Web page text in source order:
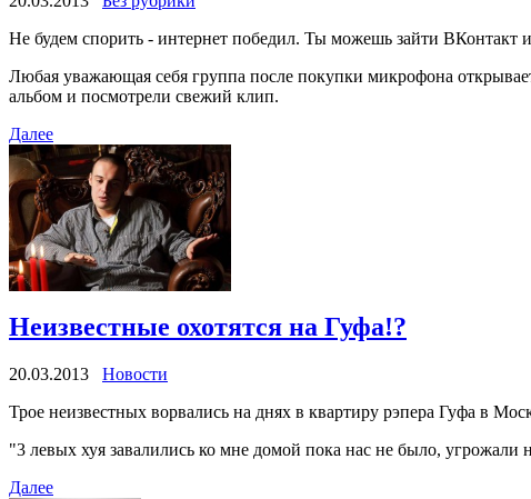
Не будем спорить - интернет победил. Ты можешь зайти ВКонтакт
Любая уважающая себя группа после покупки микрофона
альбом и посмотрели свежий клип.
Далее
Неизвестные охотятся на Гуфа!?
20.03.2013
Новости
Трое неизвестных ворвались на днях в квартиру рэпера Гуфа в
"3 левых хуя завалились ко мне домой пока нас не было,
Далее